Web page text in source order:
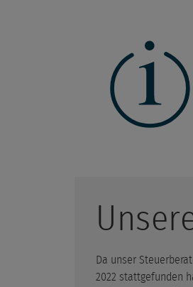
Da unser
2022 stattgefunden